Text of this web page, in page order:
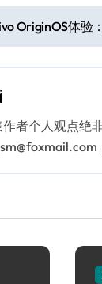
OriginOS体验
者个人观点绝